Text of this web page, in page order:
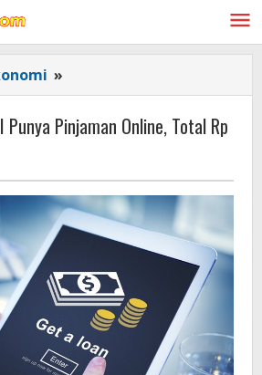
»
Juta
Orang
RI
Pinjaman
Online,
Total
874
Triliun
Punya Pinjaman Online, Total Rp